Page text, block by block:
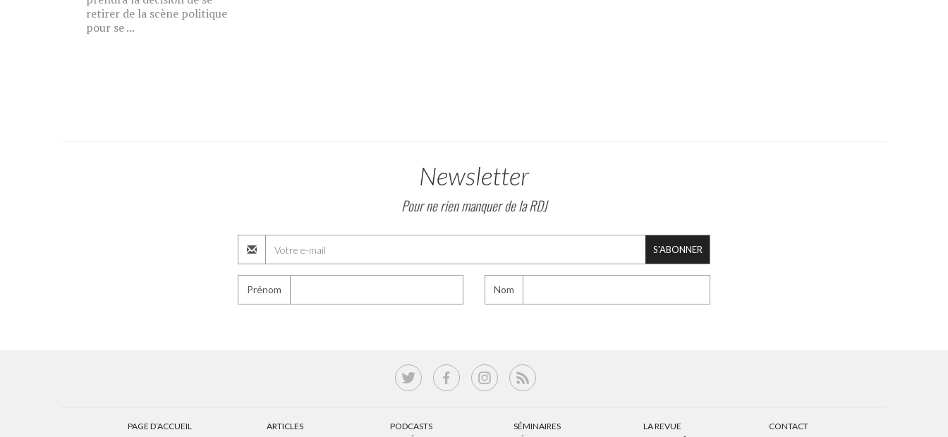
retirer de la scène politique
pour se ...
Newsletter
Pour ne rien manquer de la RDJ
S'ABONNER
Prénom Nom
PAGE D’ACCUEIL
ARTICLES
PODCASTS
SÉMINAIRES
LA REVUE
CONTACT